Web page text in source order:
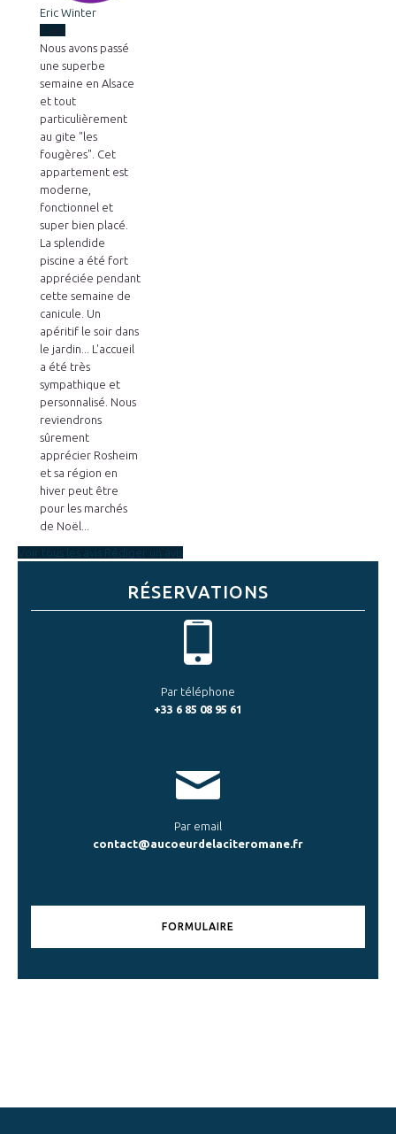
Eric Winter
7 ans
Nous avons passé
une superbe
semaine en Alsace
et tout
particulièrement
au gite "les
fougères". Cet
appartement est
moderne,
fonctionnel et
super bien placé.
La splendide
piscine a été fort
appréciée pendant
cette semaine de
canicule. Un
apéritif le soir dans
le jardin... L'accueil
a été très
sympathique et
personnalisé. Nous
reviendrons
sûrement
apprécier Rosheim
et sa région en
hiver peut être
pour les marchés
de Noël...
Voir tous les avis Rédiger un avis
RÉSERVATIONS
Par téléphone
+33 6 85 08 95 61
Par email
contact@aucoeurdelaciteromane.fr
FORMULAIRE